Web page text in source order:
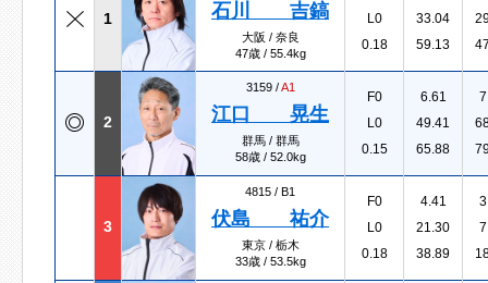
1 石川 吉鎬
大阪 / 奈良
47歳 / 55.4kg
L0
0.18
33.04
59.13
2
3159 /A1
江口 晃生
群馬 / 群馬
58歳 / 52.0kg
F0
L0
0.15
6.61
49.41
65.88
3
4815 / B1
伏島 祐介
東京 / 栃木
33歳 / 53.5kg
F0
L0
0.18
4.41
21.30
38.89